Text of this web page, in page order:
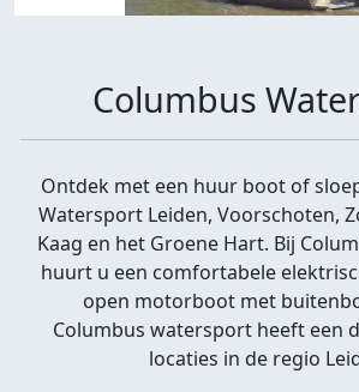
Columbus
Ontdek met een huur boot of
Watersport Leiden, Voorschoten,
Kaag en het Groene Hart. Bij
huurt u een comfortabele
open motorboot met
Columbus watersport heeft een
locaties in de regio